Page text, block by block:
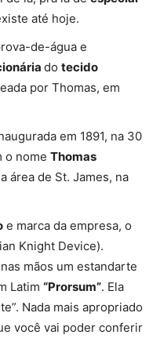
até hoje.
de-água e
do tecido
por Thomas, em
em 1891, na 30
o nome Thomas
área de St. James, na
e marca da empresa, o
Knight Device).
mãos um estandarte
Latim “Prorsum”. Ela
Nada mais apropriado
você vai poder conferir